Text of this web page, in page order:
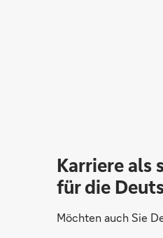
Karriere als
für die
Möchten auch Sie